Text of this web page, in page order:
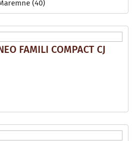
(40)
FAMILI COMPACT CJ